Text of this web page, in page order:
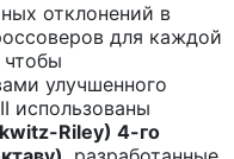
отклонений в
для каждой
улучшенного
использованы
Riley) 4-го